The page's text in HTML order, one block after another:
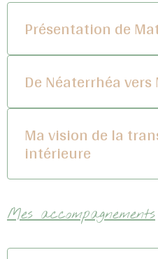
Présentation de
De Néaterrhéa
Ma vision de la
intérieure
Mes accompagnements